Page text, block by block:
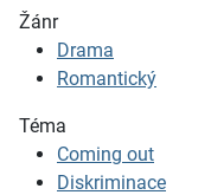
Žánr
Drama
Romantický
Téma
Coming out
Diskriminace